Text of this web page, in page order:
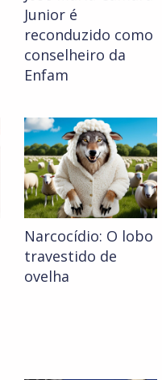
Junior é
reconduzido como
conselheiro da
Enfam
Narcocídio: O lobo
travestido de
ovelha